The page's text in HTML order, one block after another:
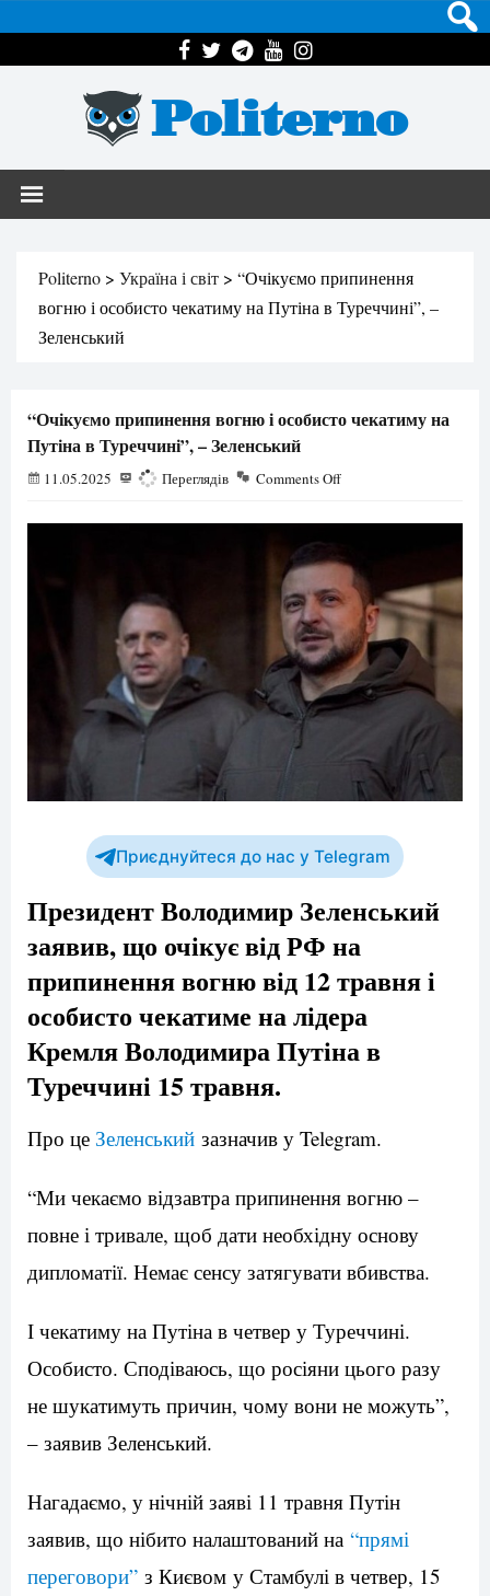
Politerno
Politerno > Україна і світ > “Очікуємо припинення
вогню і особисто чекатиму на Путіна в Туреччині”, –
Зеленський
“Очікуємо припинення вогню і особисто чекатиму на
Путіна в Туреччині”, – Зеленський
11.05.2025 822 Переглядів Comments Off
Приєднуйтеся до нас у Telegram
Президент Володимир Зеленський
заявив, що очікує від РФ на
припинення вогню від 12 травня і
особисто чекатиме на лідера
Кремля Володимира Путіна в
Туреччині 15 травня.
Про це Зеленський зазначив у Telegram.
“Ми чекаємо відзавтра припинення вогню –
повне і тривале, щоб дати необхідну основу
дипломатії. Немає сенсу затягувати вбивства.
І чекатиму на Путіна в четвер у Туреччині.
Особисто. Сподіваюсь, що росіяни цього разу
не шукатимуть причин, чому вони не можуть”,
– заявив Зеленський.
Нагадаємо, у нічній заяві 11 травня Путін
заявив, що нібито налаштований на “прямі
переговори” з Києвом у Стамбулі в четвер, 15